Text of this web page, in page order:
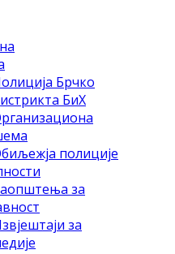
Брчко
БиХ
полиције
за
за